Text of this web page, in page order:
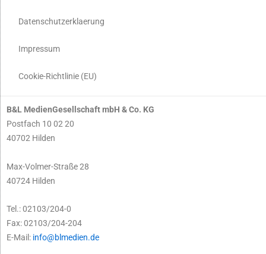
Datenschutzerklaerung
Impressum
Cookie-Richtlinie (EU)
B&L MedienGesellschaft mbH & Co. KG
Postfach 10 02 20
40702 Hilden
Max-Volmer-Straße 28
40724 Hilden
Tel.: 02103/204-0
Fax: 02103/204-204
E-Mail: info@blmedien.de